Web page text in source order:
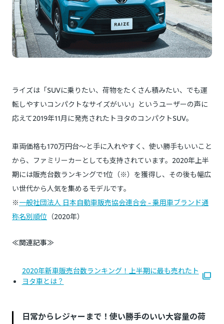
ライズは「SUVに乗りたい、荷物をたくさん積みたい、でも運
転しやすいコンパクトなサイズがいい」というユーザーの声に
応えて2019年11月に発売されたトヨタのコンパクトSUV。
車両価格も170万円台～と手に入れやすく、使い勝手もいいこと
から、ファミリーカーとしても支持されています。2020年上半
期には販売台数ランキングで1位（※）を獲得し、その後も幅広
い世代から人気を集めるモデルです。
※一般社団法人 日本自動車販売協会連合会 - 乗用車ブランド通
称名別順位 （2020年）
≪関連記事≫
2020年新車販売台数ランキング！上半期に最も売れたト
ヨタ車とは？
日常からレジャーまで！使い勝手のいい大容量の荷